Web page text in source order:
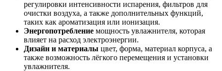
регулировки интенсивности испарения, фильтров для
очистки воздуха, а также дополнительных функций,
таких как ароматизация или ионизация.
Энергопотребление мощность увлажнителя, которая
влияет на расход электроэнергии.
Дизайн и материалы цвет, форма, материал корпуса, а
также возможность лёгкого перемещения и установки
увлажнителя.